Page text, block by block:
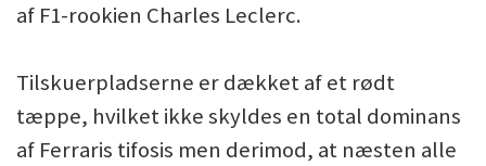
af F1-rookien Charles Leclerc.
Tilskuerpladserne er dækket af et rødt
tæppe, hvilket ikke skyldes en total dominans
af Ferraris tifosis men derimod, at næsten alle